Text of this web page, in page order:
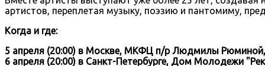
артистов, переплетая музыку, поэзию и пантомиму,
Когда и где:
5 апреля (20:00) в Москве, МКФЦ п/р Людмилы Рюминой,
6 апреля (20:00) в Санкт-Петербурге, Дом Молодежи